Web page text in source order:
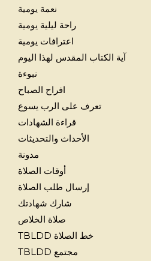
نعمة يومية
راحة ليلية يومية
اعترافات يومية
آية الكتاب المقدس لهذا اليوم
نبوءة
افراح الصباح
تعرف على الرب يسوع
قراءة الشهادات
الأحداث والتحديثات
مدونة
أوقات الصلاة
إرسال طلب الصلاة
شارك شهادتك
صلاة الخلاص
خط الصلاة TBLDD
مجتمع TBLDD